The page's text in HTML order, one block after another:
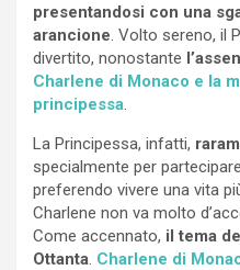
presentandosi con una
arancione. Volto sereno, il
divertito, nonostante
Charlene di Monaco e la
principessa.
La Principessa, infatti,
specialmente per
preferendo vivere una vita
Charlene non va molto
Come accennato, il tema
Ottanta. Charlene di